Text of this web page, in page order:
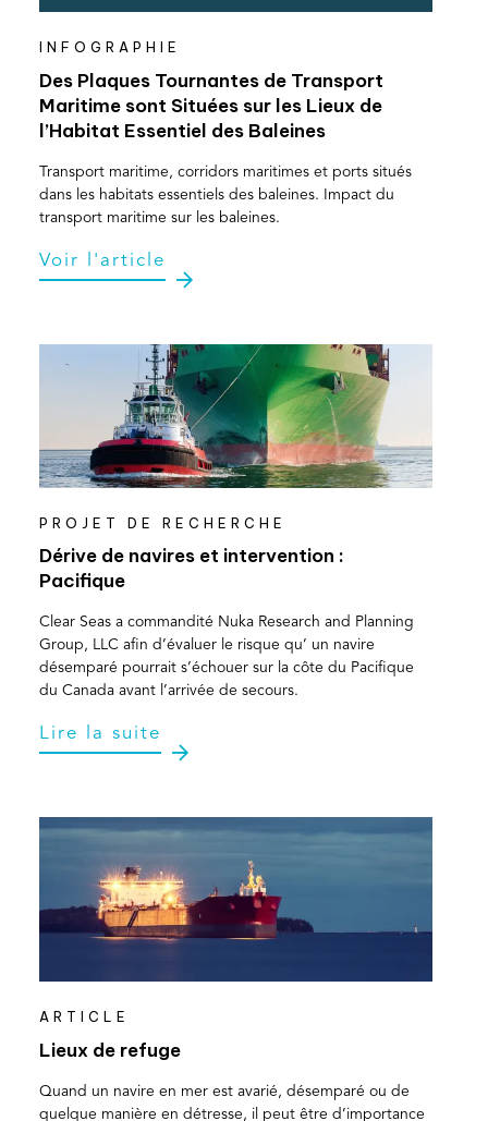
INFOGRAPHIE
Des Plaques Tournantes de Transport
Maritime sont Situées sur les Lieux de
l’Habitat Essentiel des Baleines
Transport maritime, corridors maritimes et ports situés
dans les habitats essentiels des baleines. Impact du
transport maritime sur les baleines.
Voir l'article
PROJET DE RECHERCHE
Dérive de navires et intervention :
Pacifique
Clear Seas a commandité Nuka Research and Planning
Group, LLC afin d’évaluer le risque qu’ un navire
désemparé pourrait s’échouer sur la côte du Pacifique
du Canada avant l’arrivée de secours.
Lire la suite
ARTICLE
Lieux de refuge
Quand un navire en mer est avarié, désemparé ou de
quelque manière en détresse, il peut être d’importance